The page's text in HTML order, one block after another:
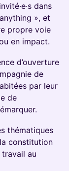
dans
», et
propre voie
en impact.
d’ouverture
de
par leur
de
thématiques
constitution
travail au